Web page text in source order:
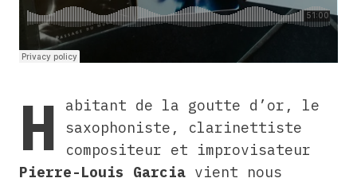
H
abitant de la goutte d’or, le
saxophoniste, clarinettiste
compositeur et improvisateur
Pierre-Louis Garcia vient nous